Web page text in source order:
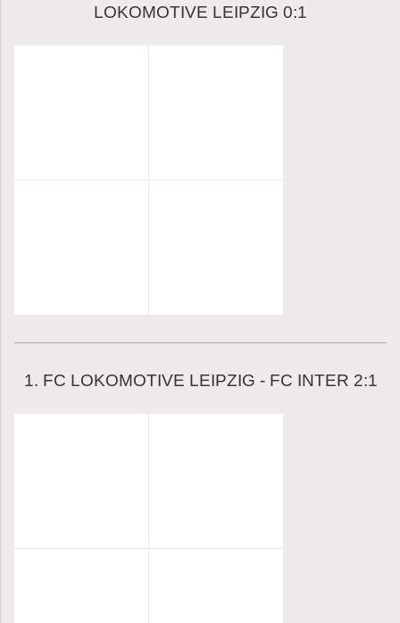
LOKOMOTIVE LEIPZIG 0:1
1. FC LOKOMOTIVE LEIPZIG - FC INTER 2:1